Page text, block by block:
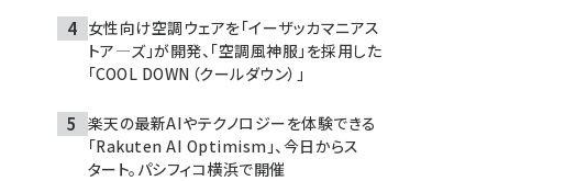
女性向け空調ウェアを「イーザッカマニアス
トア―ズ」が開発、「空調風神服」を採用した
「COOL DOWN（クールダウン）」
楽天の最新AIやテクノロジーを体験できる
「Rakuten AI Optimism」、今日からス
タート。パシフィコ横浜で開催